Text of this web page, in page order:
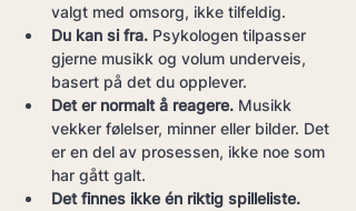
valgt med omsorg, ikke tilfeldig.
Du kan si fra. Psykologen tilpasser
gjerne musikk og volum underveis,
basert på det du opplever.
Det er normalt å reagere. Musikk
vekker følelser, minner eller bilder. Det
er en del av prosessen, ikke noe som
har gått galt.
Det finnes ikke én riktig spilleliste.